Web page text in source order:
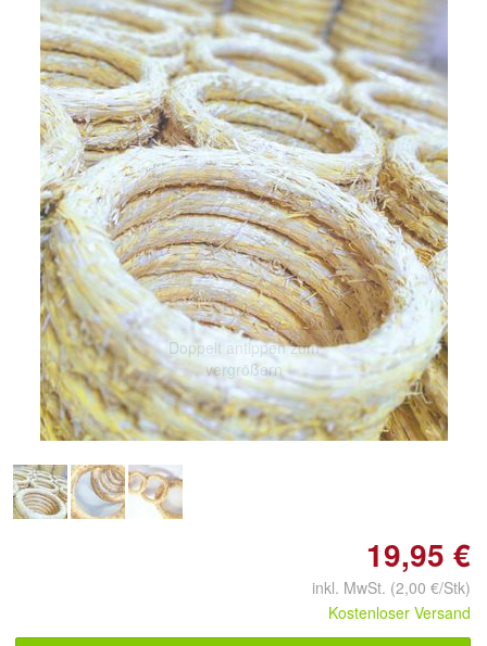
Doppelt antippen zum
vergrößern
19,95 €
inkl. MwSt. (2,00 €/Stk)
Kostenloser Versand